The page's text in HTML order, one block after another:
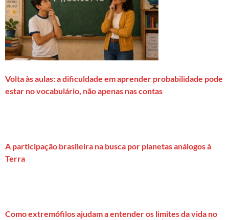
Volta às aulas: a dificuldade em aprender probabilidade pode
estar no vocabulário, não apenas nas contas
A participação brasileira na busca por planetas análogos à
Terra
Como extremófilos ajudam a entender os limites da vida no